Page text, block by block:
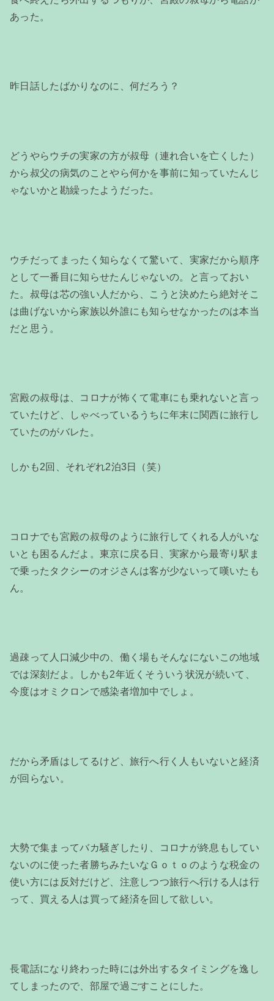
あった。
昨日話したばかりなのに、何だろう？
どうやらウチの実家の方が叔母（連れ合いを亡くした）
から叔父の病気のことやら何かを事前に知っていたんじ
ゃないかと勘繰ったようだった。
ウチだってまったく知らなくて驚いて、実家だから順序
として一番目に知らせたんじゃないの。と言っておい
た。叔母は芯の強い人だから、こうと決めたら絶対そこ
は曲げないから家族以外誰にも知らせなかったのは本当
だと思う。
宮殿の叔母は、コロナが怖くて電車にも乗れないと言っ
ていたけど、しゃべっているうちに年末に関西に旅行し
ていたのがバレた。
しかも2回、それぞれ2泊3日（笑）
コロナでも宮殿の叔母のように旅行してくれる人がいな
いとも困るんだよ。東京に戻る日、実家から最寄り駅ま
で乗ったタクシーのオジさんは客が少ないって嘆いたも
ん。
過疎って人口減少中の、働く場もそんなにないこの地域
では深刻だよ。しかも2年近くそういう状況が続いて、
今度はオミクロンで感染者増加中でしょ。
だから矛盾はしてるけど、旅行へ行く人もいないと経済
が回らない。
大勢で集まってバカ騒ぎしたり、コロナが終息もしてい
ないのに使った者勝ちみたいなＧｏｔｏのような税金の
使い方には反対だけど、注意しつつ旅行へ行ける人は行
って、買える人は買って経済を回して欲しい。
長電話になり終わった時には外出するタイミングを逸し
てしまったので、部屋で過ごすことにした。